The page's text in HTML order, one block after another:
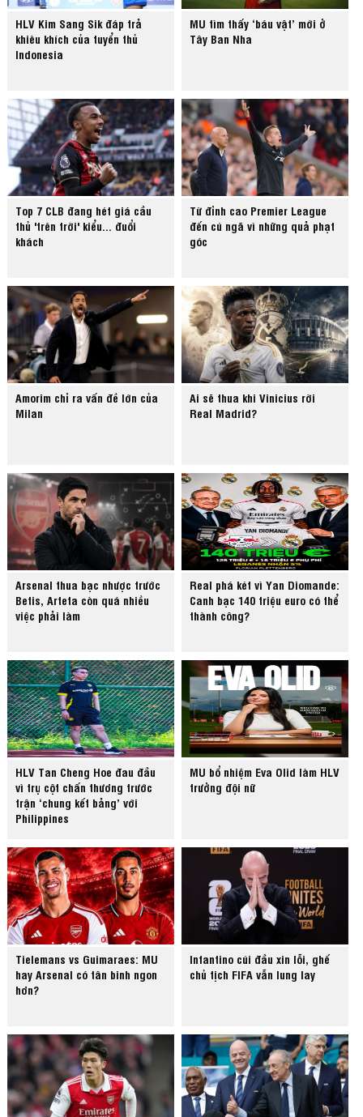
HLV Kim Sang Sik đáp trả
khiêu khích của tuyển thủ
Indonesia
MU tìm thấy ‘báu vật’ mới ở
Tây Ban Nha
Top 7 CLB đang hét giá cầu
thủ 'trên trời' kiểu... đuổi
khách
Từ đỉnh cao Premier League
đến cú ngã vì những quả phạt
góc
Amorim chỉ ra vấn đề lớn của
Milan
Ai sẽ thua khi Vinicius rời
Real Madrid?
Arsenal thua bạc nhược trước
Betis, Arteta còn quá nhiều
việc phải làm
Real phá két vì Yan Diomande:
Canh bạc 140 triệu euro có thể
thành công?
HLV Tan Cheng Hoe đau đầu
vì trụ cột chấn thương trước
trận ‘chung kết bảng’ với
Philippines
MU bổ nhiệm Eva Olid làm HLV
trưởng đội nữ
Tielemans vs Guimaraes: MU
hay Arsenal có tân binh ngon
hơn?
Infantino cúi đầu xin lỗi, ghế
chủ tịch FIFA vẫn lung lay